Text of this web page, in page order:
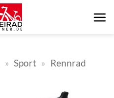
» Sport » Rennrad